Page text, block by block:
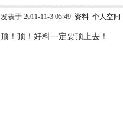
发表于 2011-11-3 05:49 资料 个人空间
顶！顶！好料一定要顶上去！